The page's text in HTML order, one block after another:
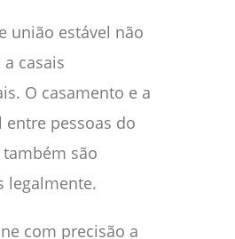
união estável não
casais
O casamento e a
entre pessoas do
são
legalmente.
com precisão a